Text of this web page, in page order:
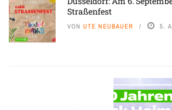
Straßenfest
VON UTE NEUBAUER 5.